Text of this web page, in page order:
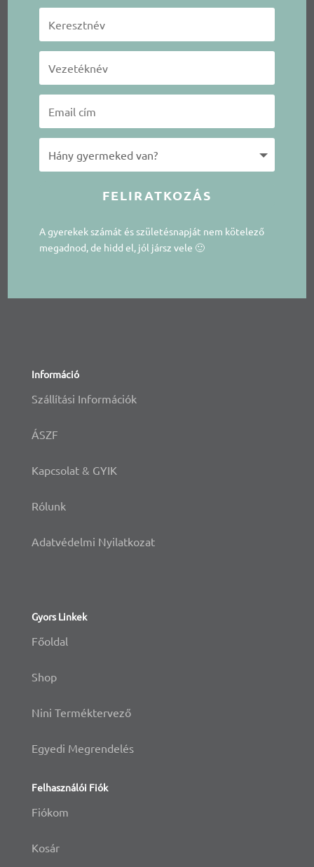
FELIRATKOZÁS
A gyerekek számát és születésnapját nem kötelező
megadnod, de hidd el, jól jársz vele 🙂
Információ
Szállítási Információk
ÁSZF
Kapcsolat & GYIK
Rólunk
Adatvédelmi Nyilatkozat
Gyors Linkek
Főoldal
Shop
Nini Terméktervező
Egyedi Megrendelés
Felhasználói Fiók
Fiókom
Kosár